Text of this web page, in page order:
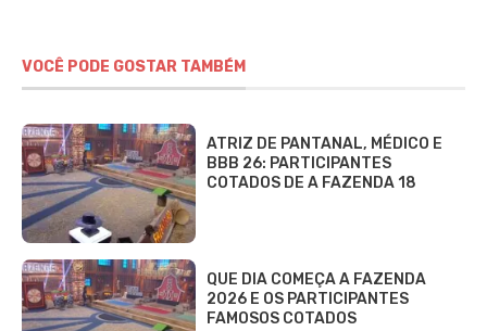
VOCÊ PODE GOSTAR TAMBÉM
ATRIZ DE PANTANAL, MÉDICO E
BBB 26: PARTICIPANTES
COTADOS DE A FAZENDA 18
QUE DIA COMEÇA A FAZENDA
2026 E OS PARTICIPANTES
FAMOSOS COTADOS